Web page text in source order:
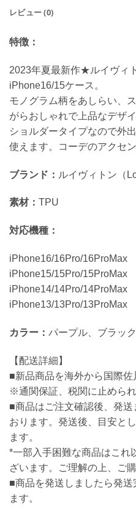
レビュー (0)
特徴：
2023年夏最新作★ルイヴィ
iPhone16/15ケース。
モノグラム柄をあしらい、
がらおしゃれで上品なデザ
ショルダータイプなので外
使えます。コーデのアクセ
ブランド： ルイヴィトン（
素材： TPU
対応機種：
iPhone16/16Pro/16ProMax
iPhone15/15Pro/15ProMax
iPhone14/14Pro/14ProMax
iPhone13/13Pro/13ProMax
カラー： パープル、ブラッ
【配送詳細】
■新品商品を海外から国際佐
※通関保証、税関に止めら
■商品はご注文確認後、発
おります。発送後、目安と
ます。
*一部入手困難な商品はこれ
ざいます。ご理解の上、ご
■商品を発送しましたら発
ます。